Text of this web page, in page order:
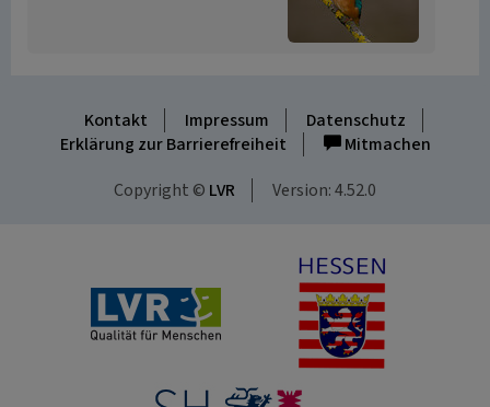
Kontakt Impressum
Datenschutz
Erklärung zur Barrierefreiheit
Mitmachen
Copyright © LVR Version: 4.52.0